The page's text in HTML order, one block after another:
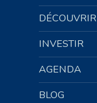
DÉCOUVRIR
INVESTIR
AGENDA
BLOG